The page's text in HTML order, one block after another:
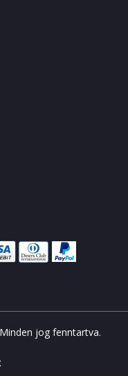
jog fenntartva.